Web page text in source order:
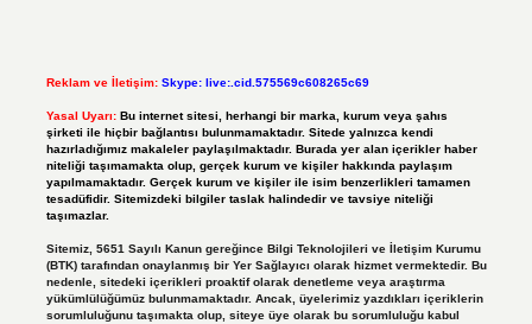
Reklam ve İletişim: Skype: live:.cid.575569c608265c69
Yasal Uyarı: Bu internet sitesi, herhangi bir marka, kurum veya şahıs
şirketi ile hiçbir bağlantısı bulunmamaktadır. Sitede yalnızca kendi
hazırladığımız makaleler paylaşılmaktadır. Burada yer alan içerikler haber
niteliği taşımamakta olup, gerçek kurum ve kişiler hakkında paylaşım
yapılmamaktadır. Gerçek kurum ve kişiler ile isim benzerlikleri tamamen
tesadüfidir. Sitemizdeki bilgiler taslak halindedir ve tavsiye niteliği
taşımazlar.
Sitemiz, 5651 Sayılı Kanun gereğince Bilgi Teknolojileri ve İletişim Kurumu
(BTK) tarafından onaylanmış bir Yer Sağlayıcı olarak hizmet vermektedir. Bu
nedenle, sitedeki içerikleri proaktif olarak denetleme veya araştırma
yükümlülüğümüz bulunmamaktadır. Ancak, üyelerimiz yazdıkları içeriklerin
sorumluluğunu taşımakta olup, siteye üye olarak bu sorumluluğu kabul